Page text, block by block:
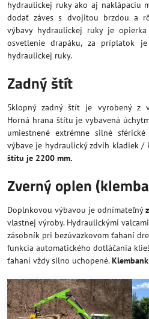
hydraulickej ruky ako aj naklápaciu
dodať záves s dvojitou brzdou a
výbavy hydraulickej ruky je
osvetlenie drapáku, za príplatok
hydraulickej ruky.
Zadný štít
Sklopný zadný štít je vyrobený z
Horná hrana štítu je vybavená
umiestnené extrémne silné
výbave je hydraulický zdvih kladiek /
štítu je 2200 mm.
Zverný oplen
Doplnkovou výbavou je odnímateľný
vlastnej výroby. Hydraulickými
zásobník pri bezúväzkovom ťahaní
funkcia automatického dotláčania
ťahaní vždy silno uchopené.